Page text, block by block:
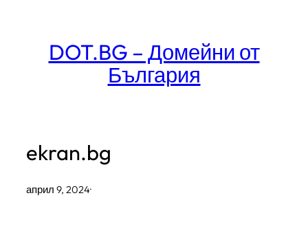
DOT.BG – Домейни от
България
ekran.bg
април 9, 2024·